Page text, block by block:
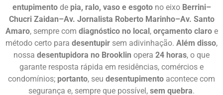
entupimentode pia, ralo, vaso e esgotono eixo Berrini–
Chucri Zaidan–Av. Jornalista Roberto Marinho–Av. Santo
Amaro, sempre com diagnóstico no local, orçamento claroe
método certo para desentupir sem adivinhação. Além disso,
nossa desentupidora no Brooklin opera 24 horas, o que
garante resposta rápida em residências, comércios e
condomínios; portanto, seu desentupimento acontece com
segurança e, sempre que possível, sem quebra.